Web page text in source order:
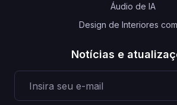
Áudio de IA
Design de Interiores
Notícias e